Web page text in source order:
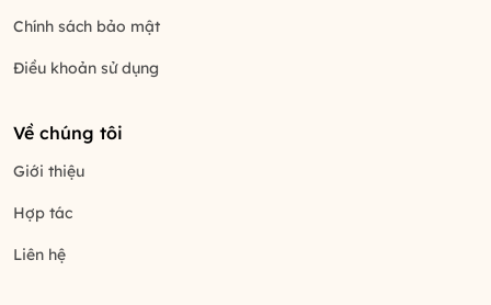
Chính sách bảo mật
Điều khoản sử dụng
Về chúng tôi
Giới thiệu
Hợp tác
Liên hệ